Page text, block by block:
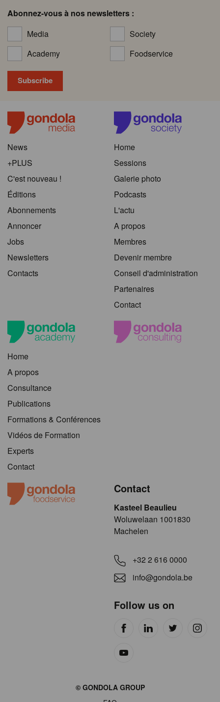
Abonnez-vous à nos newsletters :
Media
Society
Academy
Foodservice
News
+PLUS
C'est nouveau !
Éditions
Abonnements
Annoncer
Jobs
Newsletters
Contacts
Home
Sessions
Galerie photo
Podcasts
L'actu
A propos
Membres
Devenir membre
Conseil d'administration
Partenaires
Contact
Home
A propos
Consultance
Publications
Formations & Conférences
Vidéos de Formation
Experts
Contact
Contact
Kasteel Beaulieu
​​​Woluwelaan 1001830
Machelen
+32 2 616 0000
info@gondola.be
Follow us on
© GONDOLA GROUP